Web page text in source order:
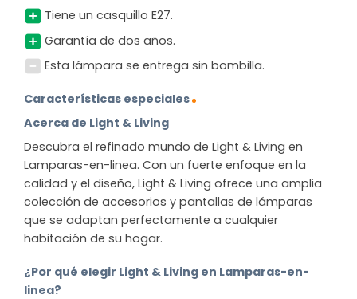
Tiene un casquillo E27.
Garantía de dos años.
Esta lámpara se entrega sin bombilla.
Características especiales
Acerca de Light & Living
Descubra el refinado mundo de Light & Living en
Lamparas-en-linea. Con un fuerte enfoque en la
calidad y el diseño, Light & Living ofrece una amplia
colección de accesorios y pantallas de lámparas
que se adaptan perfectamente a cualquier
habitación de su hogar.
¿Por qué elegir Light & Living en Lamparas-en-
linea?